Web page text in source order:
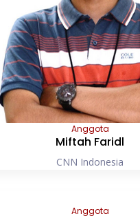
Anggota
Miftah Faridl
CNN Indonesia
Anggota